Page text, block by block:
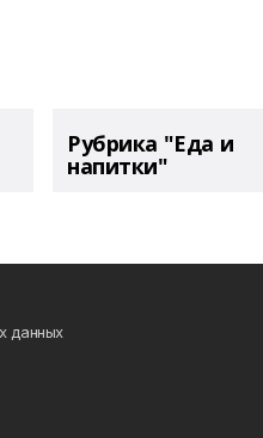
Рубрика "Еда и
напитки"
данных